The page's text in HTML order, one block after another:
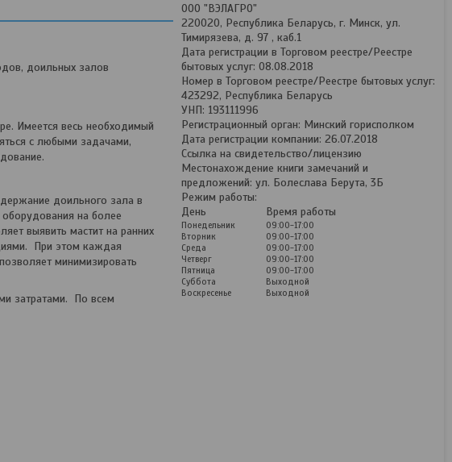
доильных залов
Имеется весь необходимый
с любыми задачами,
доильного зала в
на более
выявить мастит на ранних
При этом каждая
минимизировать
затратами. По всем
ООО "ВЭЛАГРО"
220020, Республика Беларусь, г. Минск, ул.
Тимирязева, д. 97 , каб.1
Дата регистрации в Торговом реестре/Реестре
бытовых услуг: 08.08.2018
Номер в Торговом реестре/Реестре бытовых услуг:
423292, Республика Беларусь
УНП: 193111996
Регистрационный орган: Минский горисполком
Дата регистрации компании: 26.07.2018
Ссылка на свидетельство/лицензию
Местонахождение книги замечаний и
предложений: ул. Болеслава Берута, 3Б
Режим работы:
День
Время работы
Понедельник
09:00-17:00
Вторник
09:00-17:00
Среда
09:00-17:00
Четверг
09:00-17:00
Пятница
09:00-17:00
Суббота
Выходной
Воскресенье
Выходной